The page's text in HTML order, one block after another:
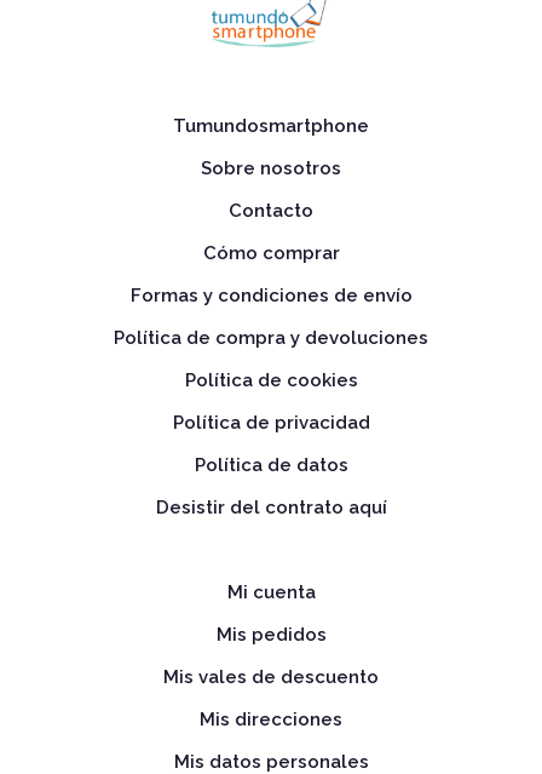
Tumundosmartphone
Sobre nosotros
Contacto
Cómo comprar
Formas y condiciones de envío
Política de compra y devoluciones
Política de cookies
Política de privacidad
Política de datos
Desistir del contrato aquí
Mi cuenta
Mis pedidos
Mis vales de descuento
Mis direcciones
Mis datos personales